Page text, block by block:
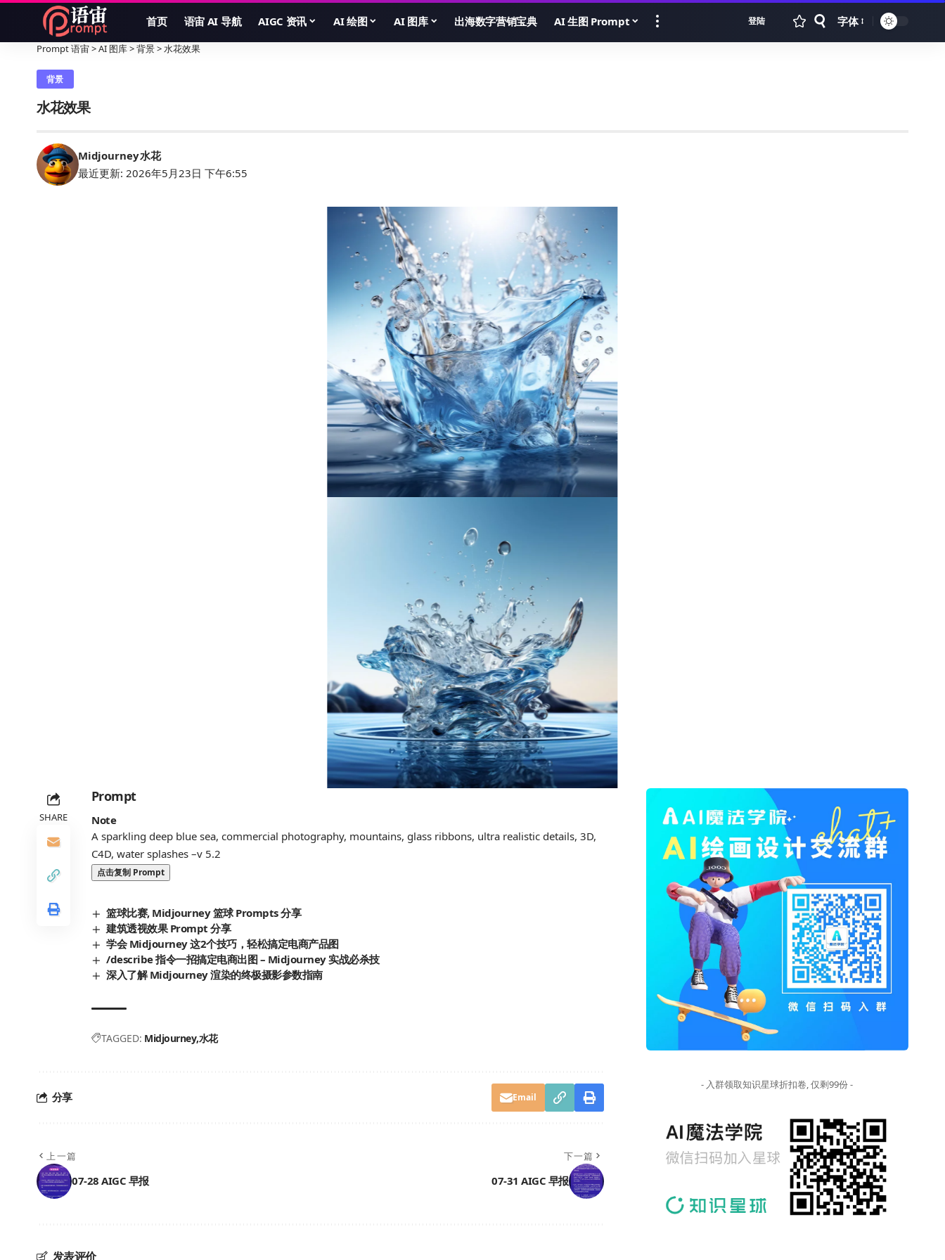
首页 语宙 AI 导航 AIGC 资讯 AI 绘图 AI 图库 出海数字营销宝典 AI 生图 Prompt 登陆
Font
Resizer
字体
Prompt 语宙>AI 图库>背景>水花效果
背景
水花效果
最近更新: 2026年5月23日 下午6:55
Midjourney水花
SHARE
Prompt
Note
A sparkling deep blue sea, commercial photography, mountains, glass ribbons, ultra realistic details, 3D,
C4D, water splashes –v 5.2
点击复制 Prompt
篮球比赛, Midjourney 篮球 Prompts 分享
建筑透视效果 Prompt 分享
学会 Midjourney 这2个技巧，轻松搞定电商产品图
/describe 指令一招搞定电商出图 – Midjourney 实战必杀技
深入了解 Midjourney 渲染的终极摄影参数指南
TAGGED: Midjourney 水花
分享 Email
上一篇
07-28 AIGC 早报
下一篇
07-31 AIGC 早报
发表评价
- 入群领取知识星球折扣卷, 仅剩99份 -